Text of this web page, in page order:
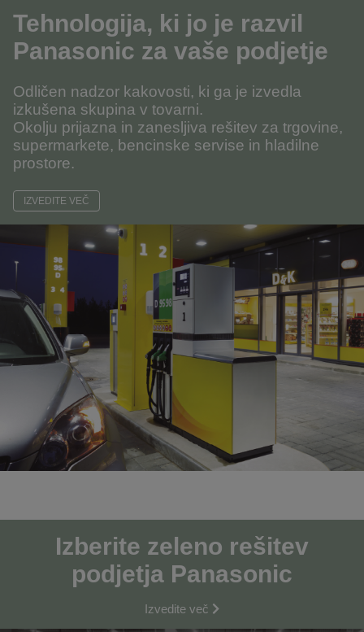
Tehnologija, ki jo je razvil
Panasonic za vaše podjetje
Odličen nadzor kakovosti, ki ga je izvedla
izkušena skupina v tovarni.
Okolju prijazna in zanesljiva rešitev za trgovine,
supermarkete, bencinske servise in hladilne
prostore.
IZVEDITE VEČ
Izberite zeleno rešitev
podjetja Panasonic
Izvedite več